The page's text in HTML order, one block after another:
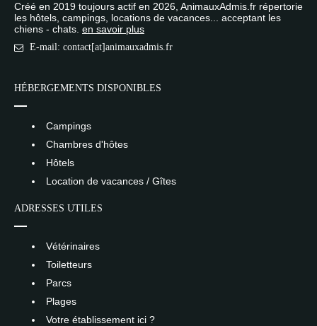
Créé en 2019 toujours actif en 2026, AnimauxAdmis.fr répertorie
les hôtels, campings, locations de vacances... acceptant les
chiens - chats. en savoir plus
E-mail: contact[at]animauxadmis.fr
HÉBERGEMENTS DISPONIBLES
Campings
Chambres d'hôtes
Hôtels
Location de vacances / Gîtes
ADRESSES UTILES
Vétérinaires
Toiletteurs
Parcs
Plages
Votre établissement ici ?